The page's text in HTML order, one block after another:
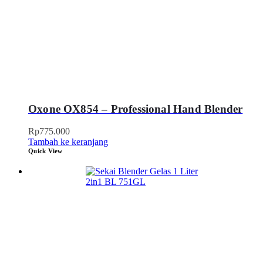
Oxone OX854 – Professional Hand Blender
Rp775.000
Tambah ke keranjang
Quick View